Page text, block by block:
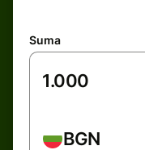
Suma
BGN